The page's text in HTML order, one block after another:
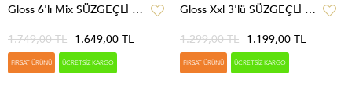
Gloss 6'lı Mix SÜZGEÇLİ Kapaklı Buzdolabı Düzenleyici,dolap Içi Düzenleyici,organizer,saklama Kabı
1.649,00 TL
1.749,00 TL
FIRSAT ÜRÜNÜ ÜCRETSIZ KARGO
Gloss Xxl 3'lü SÜZGEÇLİ Kapaklı Buzdolabı Düzenleyici,dolap Içi Düzenleyici,organizer,saklama Kabı
1.199,00 TL
1.299,00 TL
FIRSAT ÜRÜNÜ ÜCRETSIZ KARGO